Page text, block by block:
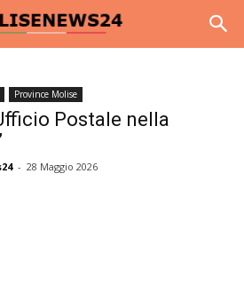
Province Molise
Postale nella
- 28 Maggio 2026